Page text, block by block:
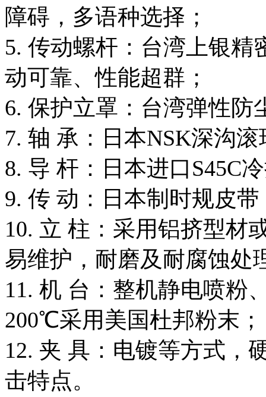
障碍，多语种选择；
5. 传动螺杆：台湾上银精
动可靠、性能超群；
6. 保护立罩：台湾弹性防
7. 轴 承：日本NSK深沟
8. 导 杆：日本进口S45C
9. 传 动：日本制时规皮
10. 立 柱：采用铝挤型材
易维护，耐磨及耐腐蚀处
11. 机 台：整机静电喷粉
200℃采用美国杜邦粉末；
12. 夹 具：电镀等方式，
击特点。